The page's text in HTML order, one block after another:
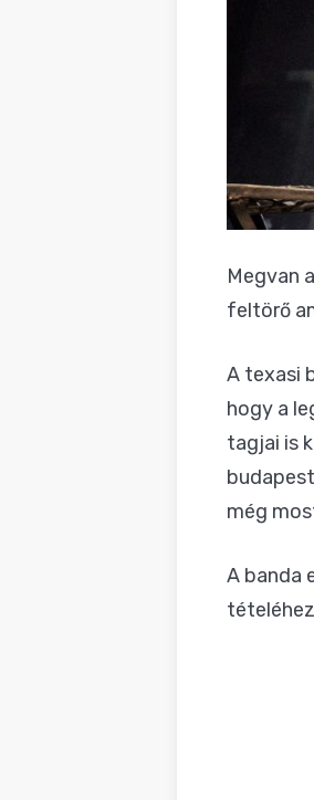
Megvan
feltörő
A texasi
hogy a
tagjai is
még
A banda